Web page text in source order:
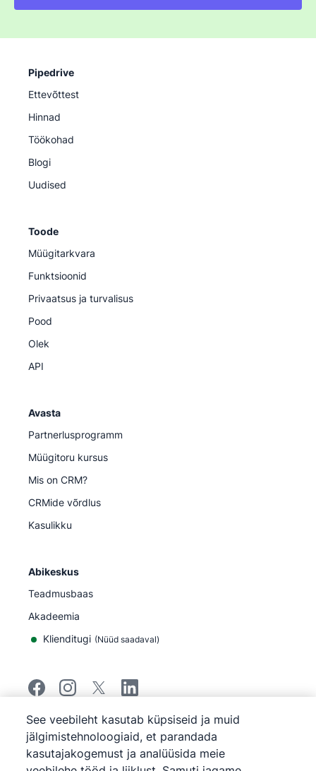
Pipedrive
Ettevõttest
Hinnad
Töökohad
Blogi
Uudised
Toode
Müügitarkvara
Funktsioonid
Privaatsus ja turvalisus
Pood
Olek
API
Avasta
Partnerlusprogramm
Müügitoru kursus
Mis on CRM?
CRMide võrdlus
Kasulikku
Abikeskus
Teadmusbaas
Akadeemia
Klienditugi (Nüüd saadaval)
©2026Pipedrive
Pipedrive
Teenuse tingimused
Pipedrive
Privaatsuseeskirjad
See veebileht kasutab küpsiseid ja muid
jälgimistehnoloogiaid, et parandada
kasutajakogemust ja analüüsida meie